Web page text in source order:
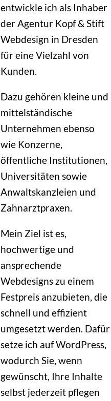
entwickle ich als Inhaber
der Agentur Kopf & Stift
Webdesign in Dresden
für eine Vielzahl von
Kunden.
Dazu gehören kleine und
mittelständische
Unternehmen ebenso
wie Konzerne,
öffentliche Institutionen,
Universitäten sowie
Anwaltskanzleien und
Zahnarztpraxen.
Mein Ziel ist es,
hochwertige und
ansprechende
Webdesigns zu einem
Festpreis anzubieten, die
schnell und effizient
umgesetzt werden. Dafür
setze ich auf WordPress,
wodurch Sie, wenn
gewünscht, Ihre Inhalte
selbst jederzeit pflegen